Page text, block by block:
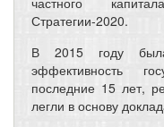
Стратегии-2020.
В 2015 году была
эффективность
последние 15 лет,
легли в основу